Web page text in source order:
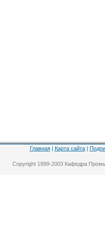
Главная| Карта сайта|
Copyright 1999-2003 Кафедра